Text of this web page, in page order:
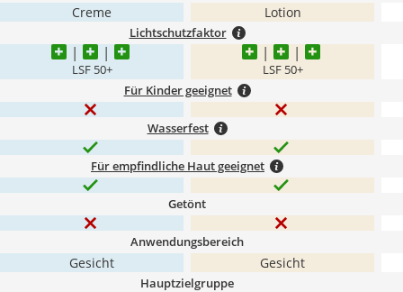
Creme Lotion
Lichtschutzfaktor
LSF 50+ LSF 50+
Für Kinder geeignet
Wasserfest
Für empfindliche Haut geeignet
Getönt
Anwendungsbereich
Gesicht Gesicht
Hauptzielgruppe